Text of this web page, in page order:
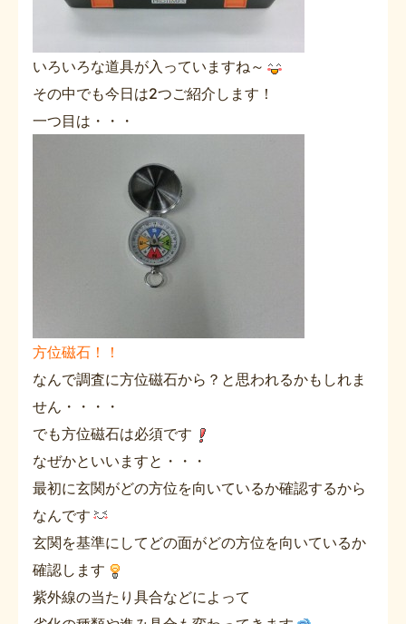
いろいろな道具が入っていますね～
その中でも今日は2つご紹介します！
一つ目は・・・
方位磁石！！
なんで調査に方位磁石から？と思われるかもしれま
せん・・・・
でも方位磁石は必須です
なぜかといいますと・・・
最初に玄関がどの方位を向いているか確認するから
なんです
玄関を基準にしてどの面がどの方位を向いているか
確認します
紫外線の当たり具合などによって